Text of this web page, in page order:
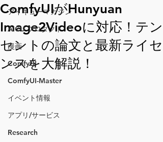
アイキューマガジン
AICU プロダクト
漫画
ComfyUI
ComfyUI-Master
イベント情報
アプリ/サービス
Research
ComfyUIがHunyuan
Image2Videoに対応！テン
セントの論文と最新ライセ
ンスを大解説！